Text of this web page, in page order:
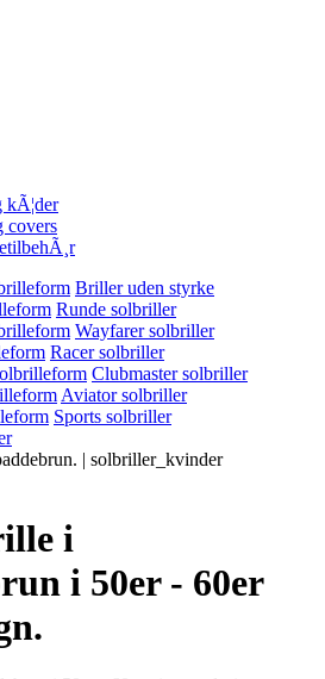
kÃ¦der
covers
Briller uden styrke
Runde solbriller
Wayfarer solbriller
Racer solbriller
Clubmaster solbriller
Aviator solbriller
Sports solbriller
i
i 50er - 60er